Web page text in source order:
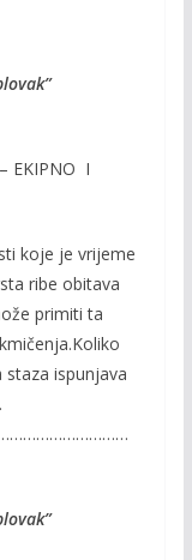
EKIPNO I
koje je vrijeme
ribe obitava
primiti ta
ispunjava